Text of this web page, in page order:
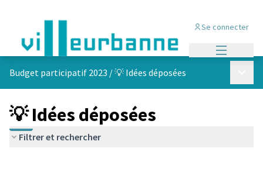
Se connecter
Budget participatif 2023 /💡 Idées déposées
💡 Idées déposées
Filtrer et rechercher